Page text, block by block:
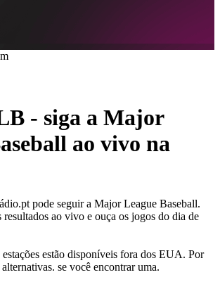
- siga a Major
ao vivo na
pode seguir a Major League Baseball.
resultados ao vivo e ouça os jogos do dia de
estações estão disponíveis fora dos EUA. Por
se você encontrar uma.